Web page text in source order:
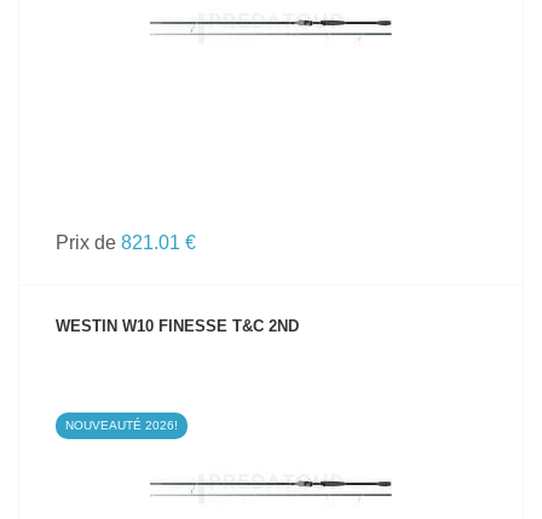
Prix de 821.01 €
WESTIN W10 FINESSE T&C 2ND
NOUVEAUTÉ 2026!